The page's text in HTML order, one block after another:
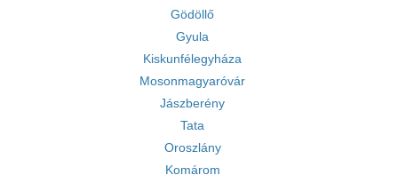
Gödöllő
Gyula
Kiskunfélegyháza
Mosonmagyaróvár
Jászberény
Tata
Oroszlány
Komárom